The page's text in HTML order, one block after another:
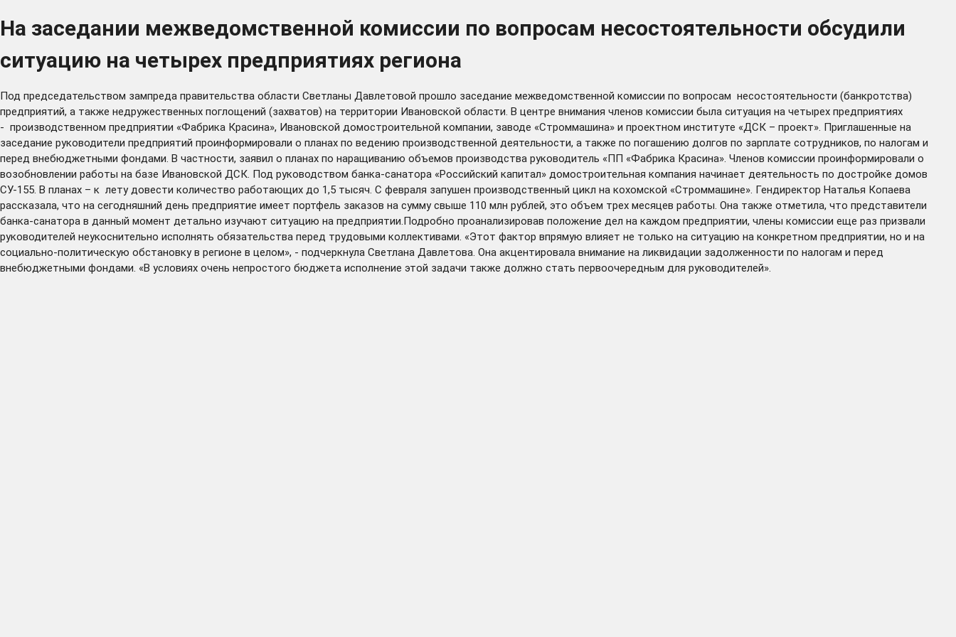
На заседании межведомственной комиссии по вопросам несостоятельности обсудили
ситуацию на четырех предприятиях региона
Под председательством зампреда правительства области Светланы Давлетовой прошло заседание межведомственной комиссии по вопросам несостоятельности (банкротства)
предприятий, а также недружественных поглощений (захватов) на территории Ивановской области. В центре внимания членов комиссии была ситуация на четырех предприятиях
- производственном предприятии «Фабрика Красина», Ивановской домостроительной компании, заводе «Строммашина» и проектном институте «ДСК – проект». Приглашенные на
заседание руководители предприятий проинформировали о планах по ведению производственной деятельности, а также по погашению долгов по зарплате сотрудников, по налогам и
перед внебюджетными фондами. В частности, заявил о планах по наращиванию объемов производства руководитель «ПП «Фабрика Красина». Членов комиссии проинформировали о
возобновлении работы на базе Ивановской ДСК. Под руководством банка-санатора «Российский капитал» домостроительная компания начинает деятельность по достройке домов
СУ-155. В планах – к лету довести количество работающих до 1,5 тысяч. С февраля запушен производственный цикл на кохомской «Строммашине». Гендиректор Наталья Копаева
рассказала, что на сегодняшний день предприятие имеет портфель заказов на сумму свыше 110 млн рублей, это объем трех месяцев работы. Она также отметила, что представители
банка-санатора в данный момент детально изучают ситуацию на предприятии.Подробно проанализировав положение дел на каждом предприятии, члены комиссии еще раз призвали
руководителей неукоснительно исполнять обязательства перед трудовыми коллективами. «Этот фактор впрямую влияет не только на ситуацию на конкретном предприятии, но и на
социально-политическую обстановку в регионе в целом», - подчеркнула Светлана Давлетова. Она акцентировала внимание на ликвидации задолженности по налогам и перед
внебюджетными фондами. «В условиях очень непростого бюджета исполнение этой задачи также должно стать первоочередным для руководителей».